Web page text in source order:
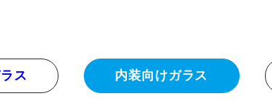
ス 内装向けガラス